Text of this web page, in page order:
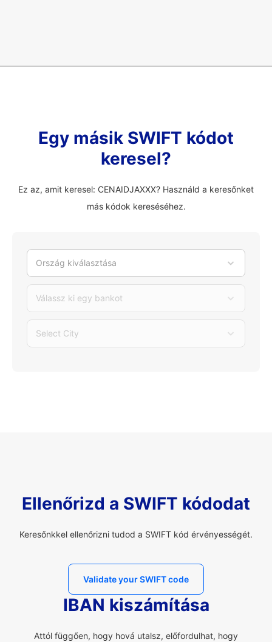
Egy másik SWIFT kódot
keresel?
Ez az, amit keresel: CENAIDJAXXX? Használd a keresőnket
más kódok kereséséhez.
Ország kiválasztása
Válassz ki egy bankot
Select City
Ellenőrizd a SWIFT kódodat
Keresőnkkel ellenőrizni tudod a SWIFT kód érvényességét.
Validate your SWIFT code
IBAN kiszámítása
Attól függően, hogy hová utalsz, előfordulhat, hogy